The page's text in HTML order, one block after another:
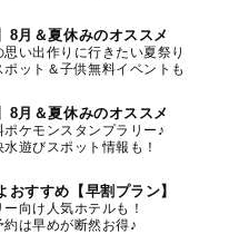
8月＆夏休みのオススメ
思い出作りに行きたい夏祭り
ポット＆子供無料イベントも
8月＆夏休みのオススメ
ポケモンスタンプラリー♪
水遊びスポット情報も！
おすすめ【早割プラン】
ー向け人気ホテルも！
約は早めが断然お得♪